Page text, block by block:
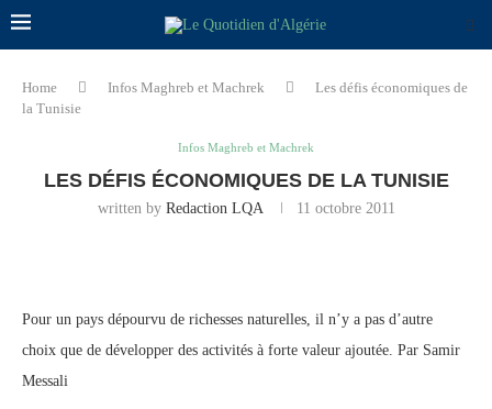
Home Infos Maghreb et Machrek
Les défis économiques de
la Tunisie
Infos Maghreb et Machrek
LES DÉFIS ÉCONOMIQUES DE LA TUNISIE
written by Redaction LQA 11 octobre 2011
Pour un pays dépourvu de richesses naturelles, il n’y a pas d’autre
choix que de développer des activités à forte valeur ajoutée. Par Samir
Messali